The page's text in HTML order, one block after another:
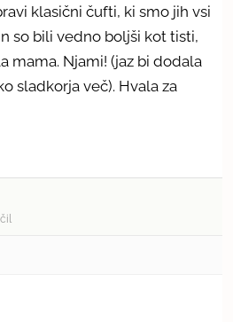
klasični čufti, ki smo jih vsi
so bili vedno boljši kot tisti,
mama. Njami! (jaz bi dodala
sladkorja več). Hvala za